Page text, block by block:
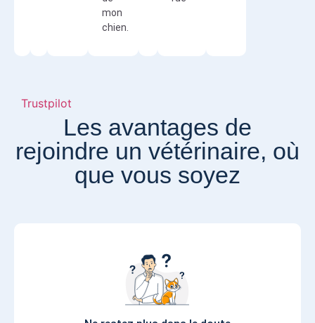
mon
chien.
Trustpilot
Les avantages de
rejoindre un vétérinaire, où
que vous soyez